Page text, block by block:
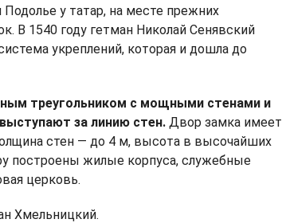
у татар, на месте прежних
В 1540 году гетман Николай Сенявский
укреплений, которая и дошла до
треугольником с мощными стенами и
за линию стен. Двор замка имеет
стен — до 4 м, высота в высочайших
построены жилые корпуса, служебные
церковь.
Хмельницкий.